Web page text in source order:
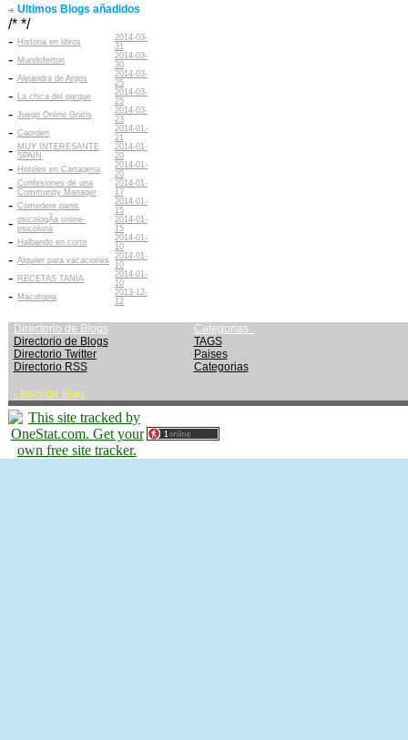
Ultimos Blogs añadidos
/* */
- Historia en libros
2014-03-
31
- Mundoferton
2014-03-
30
- Alejandra de Argos
2014-03-
25
- La chica del parque
2014-03-
25
- Juego Online Gratis
2014-03-
23
- Caorden
2014-01-
21
- MUY INTERESANTE
SPAIN
2014-01-
20
- Hoteles en Cartagena
2014-01-
20
- Confesiones de una
Community Manager
2014-01-
17
- Comedere panis
2014-01-
15
- psicologÃ­a online-
psicoluna
2014-01-
15
- Halbando en corto
2014-01-
10
- Alquiler para vacaciones
2014-01-
10
- RECETAS TANIA
2014-01-
10
- Macutopia
2013-12-
12
Directorio de Blogs
Directorio de Blogs
Directorio Twitter
Directorio RSS
- Inscribir Blog
Categorias :
TAGS
Paises
Categorias